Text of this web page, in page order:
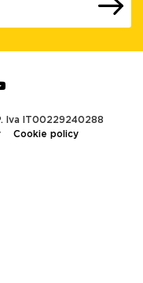
Iva IT00229240288
Cookie policy